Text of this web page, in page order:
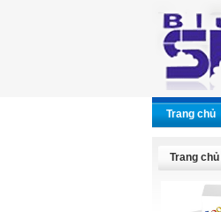
Trang chủ
Trang chủ